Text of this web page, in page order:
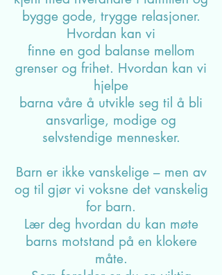
Hvordan kan vi få tid til å bli
kjent med hverandre i familien og
bygge gode, trygge relasjoner.
Hvordan kan vi
finne en god balanse mellom
grenser og frihet. Hvordan kan vi
hjelpe
barna våre å utvikle seg til å bli
ansvarlige, modige og
selvstendige mennesker.
Barn er ikke vanskelige – men av
og til gjør vi voksne det vanskelig
for barn.
Lær deg hvordan du kan møte